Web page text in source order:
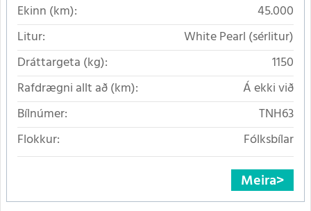
Ekinn (km):
45.000
Litur:
White Pearl (sérlitur)
Dráttargeta (kg):
1150
Rafdrægni allt að (km):
Á ekki við
Bílnúmer:
TNH63
Flokkur:
Fólksbílar
Meira